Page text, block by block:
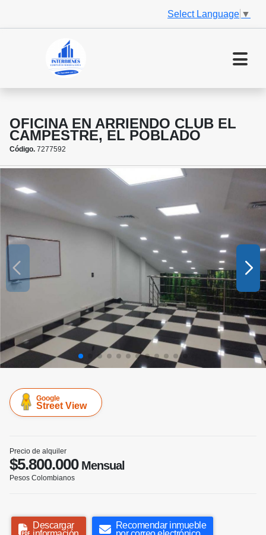
Select Language ▼
OFICINA EN ARRIENDO CLUB EL
CAMPESTRE, EL POBLADO
Código. 7277592
Google
Street View
Precio de alquiler
$5.800.000Mensual
Pesos Colombianos
Descargar
Recomendar inmueble